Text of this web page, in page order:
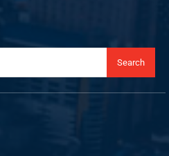
Search